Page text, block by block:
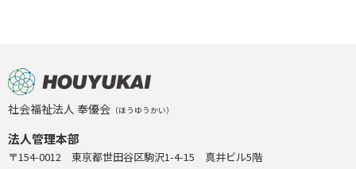
社会福祉法人 奉優会 （ほうゆうかい）
法人管理本部
〒154-0012 東京都世田谷区駒沢1-4-15 真井ビル5階